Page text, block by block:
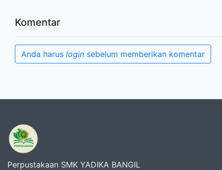
Komentar
Anda harus login sebelum memberikan komentar
Perpustakaan SMK YADIKA BANGIL